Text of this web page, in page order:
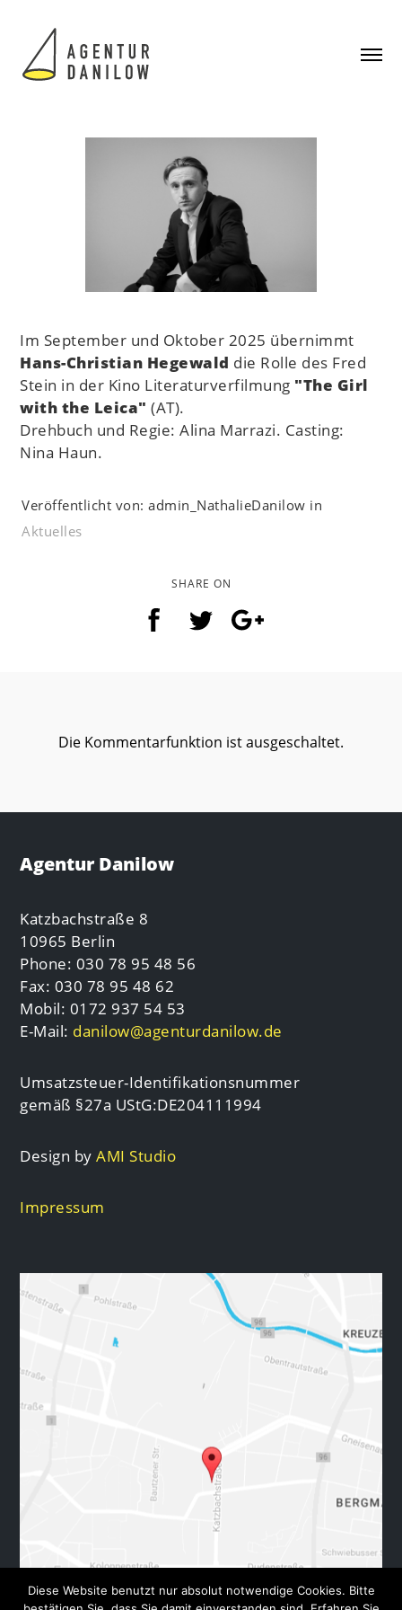
Im September und Oktober 2025 übernimmt
Hans-Christian Hegewald die Rolle des Fred
Stein in der Kino Literaturverfilmung "The Girl
with the Leica" (AT).
Drehbuch und Regie: Alina Marrazi. Casting:
Nina Haun.
Veröffentlicht von: admin_NathalieDanilow in
Aktuelles
SHARE ON
Die Kommentarfunktion ist ausgeschaltet.
Agentur Danilow
Katzbachstraße 8
10965 Berlin
Phone: 030 78 95 48 56
Fax: 030 78 95 48 62
Mobil: 0172 937 54 53
E-Mail: danilow@agenturdanilow.de
Umsatzsteuer-Identifikationsnummer
gemäß §27a UStG:DE204111994
Design byAMI Studio
Impressum
Diese Website benutzt nur absolut notwendige Cookies. Bitte